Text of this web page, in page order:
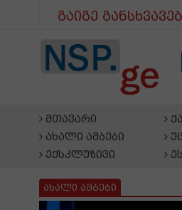
გაიგე
მთავარი
ახალი ამბები
ექსკლუზივი
ახალი ამბები